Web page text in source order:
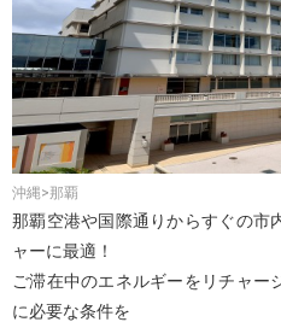
沖縄>那覇
那覇空港や国際通りからすぐの市
ャーに最適！
ご滞在中のエネルギーをリチャー
に必要な条件を